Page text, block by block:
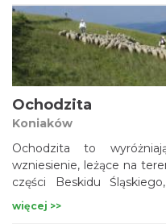
grzbiecie, ciągnącym się
przez Trzy Kopce
południowo-zachodnich
znany środek narciarski.
Ochodzita
Koniaków
Ochodzita to
wzniesienie, leżące na
części Beskidu
n.p.m. Góra, widoczna z
pastwiskami, stanowi
więcej >>